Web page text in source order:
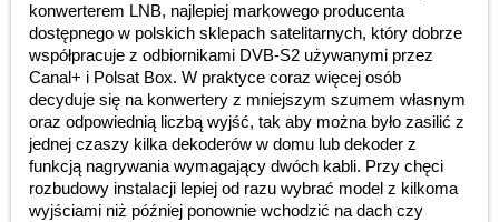
konwerterem LNB, najlepiej markowego producenta
dostępnego w polskich sklepach satelitarnych, który dobrze
współpracuje z odbiornikami DVB-S2 używanymi przez
Canal+ i Polsat Box. W praktyce coraz więcej osób
decyduje się na konwertery z mniejszym szumem własnym
oraz odpowiednią liczbą wyjść, tak aby można było zasilić z
jednej czaszy kilka dekoderów w domu lub dekoder z
funkcją nagrywania wymagający dwóch kabli. Przy chęci
rozbudowy instalacji lepiej od razu wybrać model z kilkoma
wyjściami niż później ponownie wchodzić na dach czy